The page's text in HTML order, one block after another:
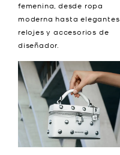
femenina, desde ropa
moderna hasta elegantes
relojes y accesorios de
diseñador.